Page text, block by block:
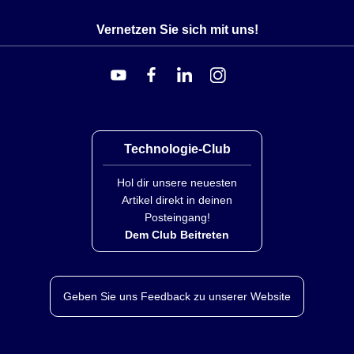
Vernetzen Sie sich mit uns!
Technologie-Club
Hol dir unsere neuesten
Artikel direkt in deinen
Posteingang!
Dem Club Beitreten
Geben Sie uns Feedback zu unserer Website